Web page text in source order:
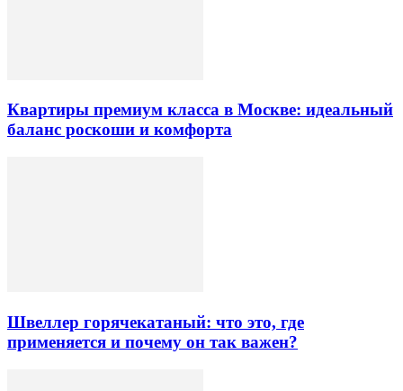
Квартиры премиум класса в Москве: идеальный
баланс роскоши и комфорта
Швеллер горячекатаный: что это, где
применяется и почему он так важен?